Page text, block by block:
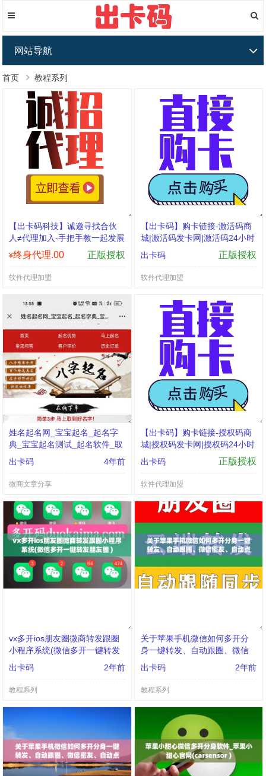
网站导航
首页 教程系列
【出卡码科技】诚邀寻找合伙
人≠代理加入-手把手教一起发展
¥终身代理.00 正版授权
软件代理加盟
【出卡码】购卡链接-激活码商
城|激活码发卡网|激活码24小时
自助发卡|点击进入
出卡码 正版授权
软件代理加盟
姓名起名网_宝宝起名_起名字
典_宝宝起名测试_起名软件_取
名网_起名网
出卡码 4年前
微商文章分享
【出卡码】购卡链接-授权码商
城|授权码发卡网|授权码24小时
自助发卡|点击进入
出卡码 正版授权
软件代理加盟
vx多开ios朋友圈微商转发跟圈
小程序系统(微信多开一键转发
朋友圈 )
出卡码 2年前
教程系列
关于苹果手机微信如何多开分
身一键转发、自动跟圈、微信
密友、自动点赞、评论的信息
出卡码 2年前
教程系列